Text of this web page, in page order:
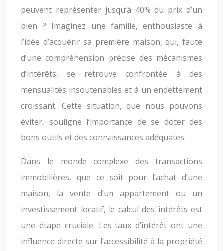
peuvent représenter jusqu’à 40% du prix d’un
bien ? Imaginez une famille, enthousiaste à
l’idée d’acquérir sa première maison, qui, faute
d’une compréhension précise des mécanismes
d’intérêts, se retrouve confrontée à des
mensualités insoutenables et à un endettement
croissant. Cette situation, que nous pouvons
éviter, souligne l’importance de se doter des
bons outils et des connaissances adéquates.
Dans le monde complexe des transactions
immobilières, que ce soit pour l’achat d’une
maison, la vente d’un appartement ou un
investissement locatif, le calcul des intérêts est
une étape cruciale. Les taux d’intérêt ont une
influence directe sur l’accessibilité à la propriété